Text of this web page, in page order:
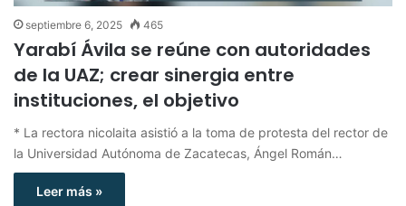
septiembre 6, 2025 465
Yarabí Ávila se reúne con autoridades
de la UAZ; crear sinergia entre
instituciones, el objetivo
* La rectora nicolaita asistió a la toma de protesta del rector de
la Universidad Autónoma de Zacatecas, Ángel Román…
Leer más »